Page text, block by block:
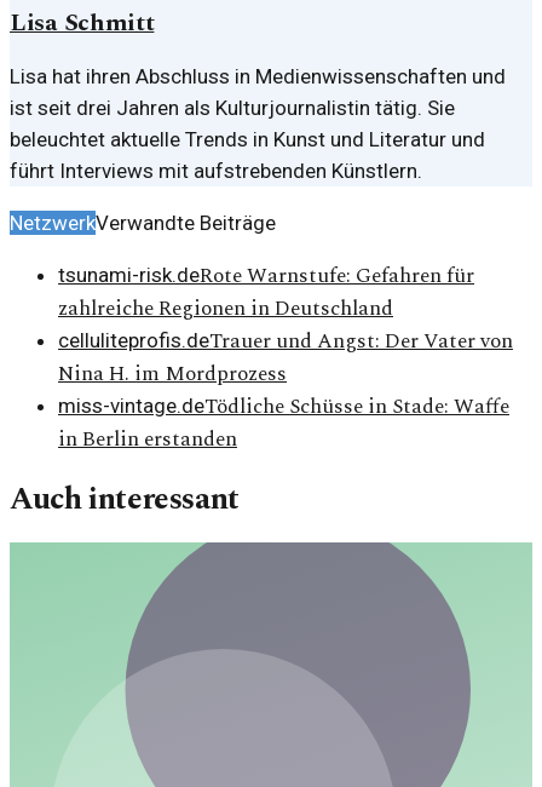
Lisa Schmitt
Lisa hat ihren Abschluss in Medienwissenschaften und
ist seit drei Jahren als Kulturjournalistin tätig. Sie
beleuchtet aktuelle Trends in Kunst und Literatur und
führt Interviews mit aufstrebenden Künstlern.
NetzwerkVerwandte Beiträge
tsunami-risk.deRote Warnstufe: Gefahren für
zahlreiche Regionen in Deutschland
celluliteprofis.deTrauer und Angst: Der Vater von
Nina H. im Mordprozess
miss-vintage.deTödliche Schüsse in Stade: Waffe
in Berlin erstanden
Auch interessant